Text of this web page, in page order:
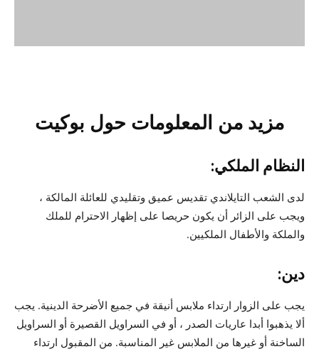
مزيد من المعلومات حول بوكيت
النظام الملكي:
لدى الشعب التايلاندي تقديس عميق وتقليدي للعائلة المالكة ،
ويجب على الزائر أن يكون حريصا على إظهار الاحترام للملك
والملكة والأطفال الملكيين.
دين:
يجب على الزوار ارتداء ملابس أنيقة في جميع الأضرحة الدينية. يجب
ألا يذهبوا أبدا عاريات الصدر ، أو في السراويل القصيرة أو السراويل
الساخنة أو غيرها من الملابس غير المناسبة. من المقبول ارتداء